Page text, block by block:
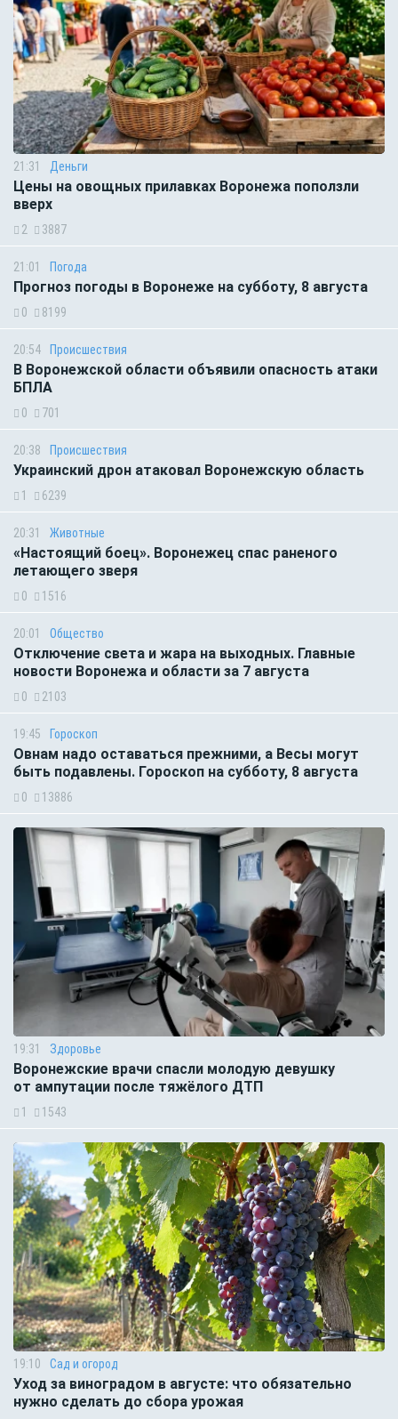
21:31 Деньги
Цены на овощных прилавках Воронежа поползли
вверх
2 3887
21:01 Погода
Прогноз погоды в Воронеже на субботу, 8 августа
0 8199
20:54 Происшествия
В Воронежской области объявили опасность атаки
БПЛА
0 701
20:38 Происшествия
Украинский дрон атаковал Воронежскую область
1 6239
20:31 Животные
«Настоящий боец». Воронежец спас раненого
летающего зверя
0 1516
20:01 Общество
Отключение света и жара на выходных. Главные
новости Воронежа и области за 7 августа
0 2103
19:45 Гороскоп
Овнам надо оставаться прежними, а Весы могут
быть подавлены. Гороскоп на субботу, 8 августа
0 13886
19:31 Здоровье
Воронежские врачи спасли молодую девушку
от ампутации после тяжёлого ДТП
1 1543
19:10 Сад и огород
Уход за виноградом в августе: что обязательно
нужно сделать до сбора урожая